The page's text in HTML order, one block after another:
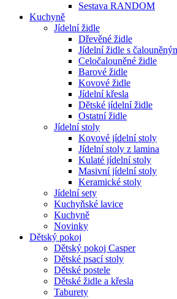
Sestava RANDOM
Kuchyně
Jídelní židle
Dřevěné židle
Jídelní židle s
Celočalouněné židle
Barové židle
Kovové židle
Jídelní křesla
Dětské jídelní židle
Ostatní židle
Jídelní stoly
Kovové jídelní stoly
Jídelní stoly z lamina
Kulaté jídelní stoly
Masivní jídelní stoly
Keramické stoly
Jídelní sety
Kuchyňské lavice
Kuchyně
Novinky
Dětský pokoj
Dětský pokoj Casper
Dětské psací stoly
Dětské postele
Dětské židle a křesla
Taburety